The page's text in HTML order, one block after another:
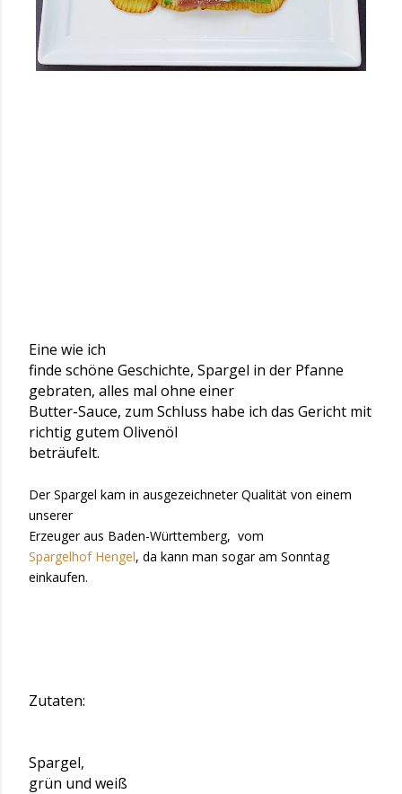
Eine wie ich
finde schöne Geschichte, Spargel in der Pfanne
gebraten, alles mal ohne einer
Butter-Sauce, zum Schluss habe ich das Gericht mit
richtig gutem Olivenöl
beträufelt.
Der Spargel kam in ausgezeichneter Qualität von einem
unserer
Erzeuger aus Baden-Württemberg, vom
Spargelhof Hengel, da kann man sogar am Sonntag
einkaufen.
Zutaten:
Spargel,
grün und weiß